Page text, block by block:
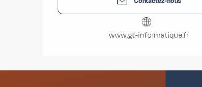
www.gt-informatique.fr